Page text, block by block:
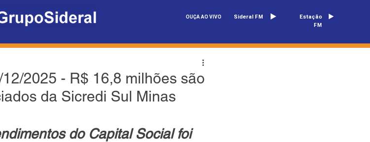
OUÇA AO VIVO Sideral FM
Estação
FM
2025 - R$ 16,8 milhões são
da Sicredi Sul Minas
do Capital Social foi